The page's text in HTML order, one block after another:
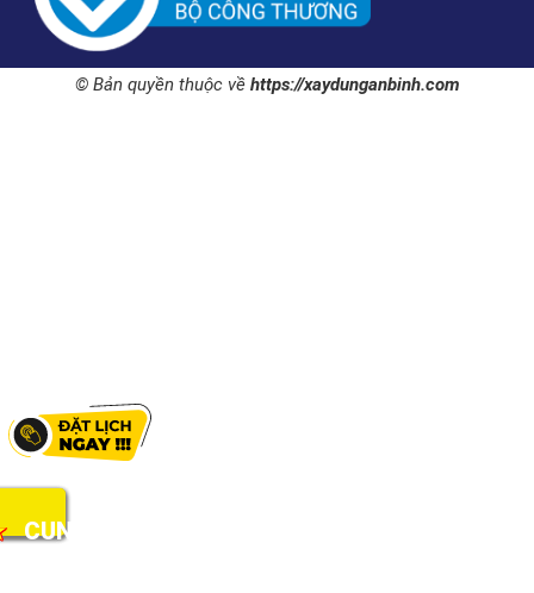
© Bản quyền thuộc về https://xaydunganbinh.com
GIÁ RẺ TẠI KHO - BƠM NƯỚC - BỒN NƯỚC -